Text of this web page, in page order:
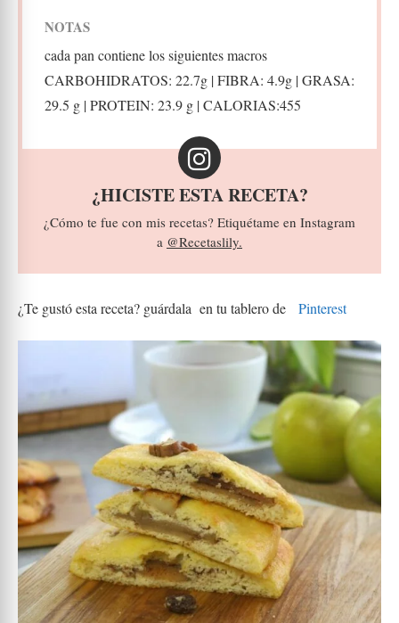
NOTAS
cada pan contiene los siguientes macros
CARBOHIDRATOS: 22.7g | FIBRA: 4.9g | GRASA:
29.5 g | PROTEIN: 23.9 g | CALORIAS:455
¿HICISTE ESTA RECETA?
¿Cómo te fue con mis recetas? Etiquétame en Instagram
a @Recetaslily.
¿Te gustó esta receta? guárdala en tu tablero de Pinterest